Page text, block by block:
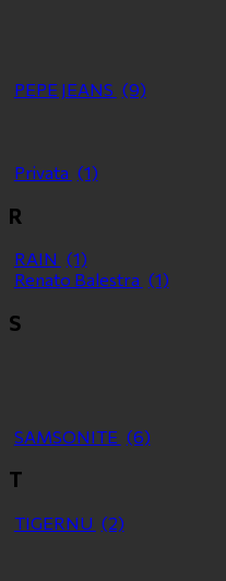
PEPE JEANS (9)
Privata (1)
R
RAIN (1)
Renato Balestra (1)
S
SAMSONITE (6)
T
TIGERNU (2)